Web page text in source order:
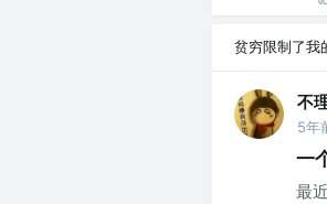
贫穷限制了我
不
5年
一
最